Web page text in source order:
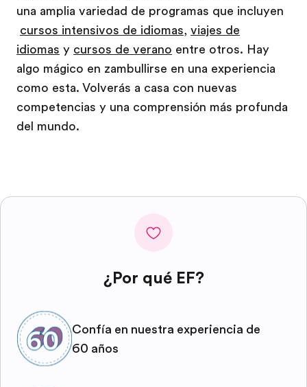
una amplia variedad de programas que incluyen
cursos intensivos de idiomas, viajes de
idiomas y cursos de verano entre otros. Hay
algo mágico en zambullirse en una experiencia
como esta. Volverás a casa con nuevas
competencias y una comprensión más profunda
del mundo.
¿Por qué EF?
Confía en nuestra experiencia de
60 años